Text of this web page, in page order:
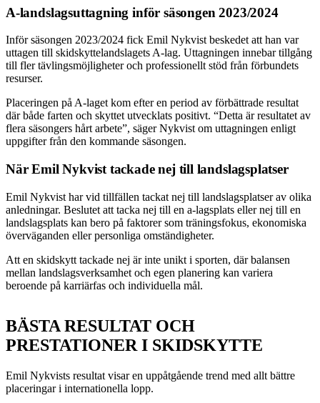
A-landslagsuttagning inför säsongen 2023/2024
Inför säsongen 2023/2024 fick Emil Nykvist beskedet att han var
uttagen till skidskyttelandslagets A-lag. Uttagningen innebar tillgång
till fler tävlingsmöjligheter och professionellt stöd från förbundets
resurser.
Placeringen på A-laget kom efter en period av förbättrade resultat
där både farten och skyttet utvecklats positivt. “Detta är resultatet av
flera säsongers hårt arbete”, säger Nykvist om uttagningen enligt
uppgifter från den kommande säsongen.
När Emil Nykvist tackade nej till landslagsplatser
Emil Nykvist har vid tillfällen tackat nej till landslagsplatser av olika
anledningar. Beslutet att tacka nej till en a-lagsplats eller nej till en
landslagsplats kan bero på faktorer som träningsfokus, ekonomiska
överväganden eller personliga omständigheter.
Att en skidskytt tackade nej är inte unikt i sporten, där balansen
mellan landslagsverksamhet och egen planering kan variera
beroende på karriärfas och individuella mål.
BÄSTA RESULTAT OCH
PRESTATIONER I SKIDSKYTTE
Emil Nykvists resultat visar en uppåtgående trend med allt bättre
placeringar i internationella lopp.